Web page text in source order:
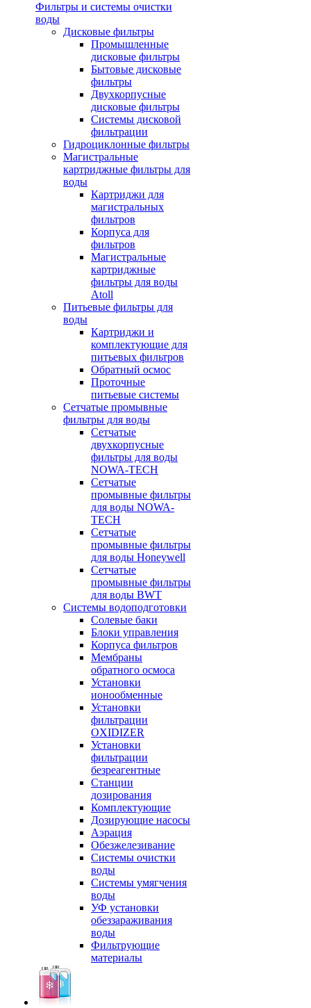
Фильтры и системы очистки
воды
Дисковые фильтры
Промышленные
дисковые фильтры
Бытовые дисковые
фильтры
Двухкорпусные
дисковые фильтры
Системы дисковой
фильтрации
Гидроциклонные фильтры
Магистральные
картриджные фильтры для
воды
Картриджи для
магистральных
фильтров
Корпуса для
фильтров
Магистральные
картриджные
фильтры для воды
Atoll
Питьевые фильтры для
воды
Картриджи и
комплектующие для
питьевых фильтров
Обратный осмос
Проточные
питьевые системы
Сетчатые промывные
фильтры для воды
Сетчатые
двухкорпусные
фильтры для воды
NOWA-TECH
Сетчатые
промывные фильтры
для воды NOWA-
TECH
Сетчатые
промывные фильтры
для воды Honeywell
Сетчатые
промывные фильтры
для воды BWT
Системы водоподготовки
Солевые баки
Блоки управления
Корпуса фильтров
Мембраны
обратного осмоса
Установки
ионообменные
Установки
фильтрации
OXIDIZER
Установки
фильтрации
безреагентные
Станции
дозирования
Комплектующие
Дозирующие насосы
Аэрация
Обезжелезивание
Системы очистки
воды
Системы умягчения
воды
УФ установки
обеззараживания
воды
Фильтрующие
материалы